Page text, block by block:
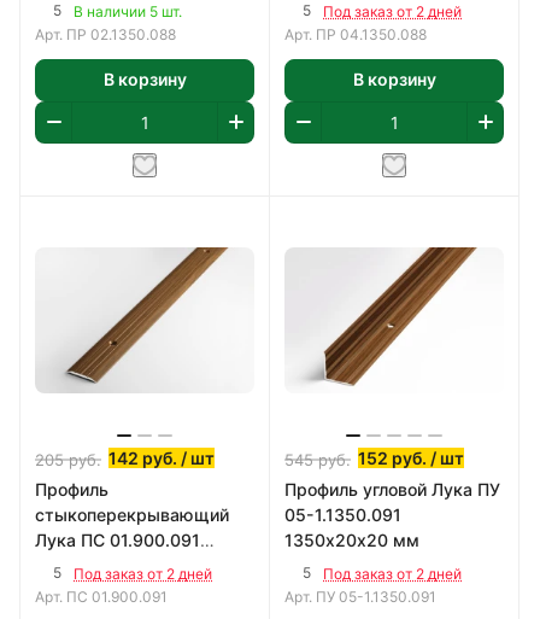
5
В наличии 5 шт.
Арт. ПР 02.1350.088
В корзину
5
Под заказ от 2 дней
Арт. ПР 04.1350.088
В корзину
205руб. 142 руб. / шт
Профиль
стыкоперекрывающий
Лука ПС 01.900.091
900х25 мм
5
Под заказ от 2 дней
Арт. ПС 01.900.091
545руб. 152 руб. / шт
Профиль угловой Лука ПУ
05-1.1350.091
1350х20х20 мм
5
Под заказ от 2 дней
Арт. ПУ 05-1.1350.091